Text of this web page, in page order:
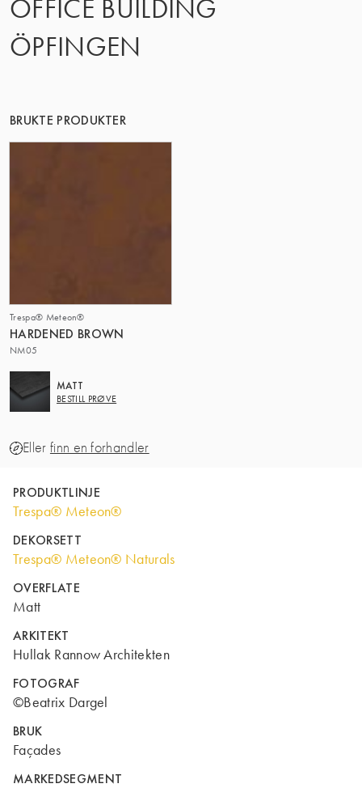
OFFICE BUILDING
ÖPFINGEN
BRUKTE PRODUKTER
Trespa® Meteon®
HARDENED BROWN
NM05
MATT
BESTILL PRØVE
Eller finn en forhandler
PRODUKTLINJE
Trespa® Meteon®
DEKORSETT
Trespa® Meteon® Naturals
OVERFLATE
Matt
ARKITEKT
Hullak Rannow Architekten
FOTOGRAF
©Beatrix Dargel
BRUK
Façades
MARKEDSEGMENT